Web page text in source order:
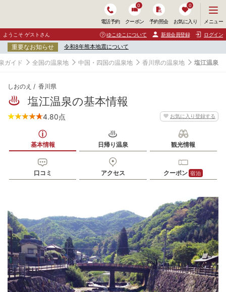
電話予約 クーポン
0
予約照会 お気に入り
0
ニ
ュ
ー
開
く
メニュー
ようこそ ゲストさん ゆこゆこについて 新規会員登録 ログイン
重要なお知らせ 令和8年熊本地震について
ガイド 全国の温泉地 中国・四国の温泉地 香川県の温泉地 塩江温泉
しおのえ 香川県
塩江温泉の基本情報
お気に入り登録する
4.80点
基本情報 日帰り温泉 観光情報
口コミ アクセス クーポン 宿泊